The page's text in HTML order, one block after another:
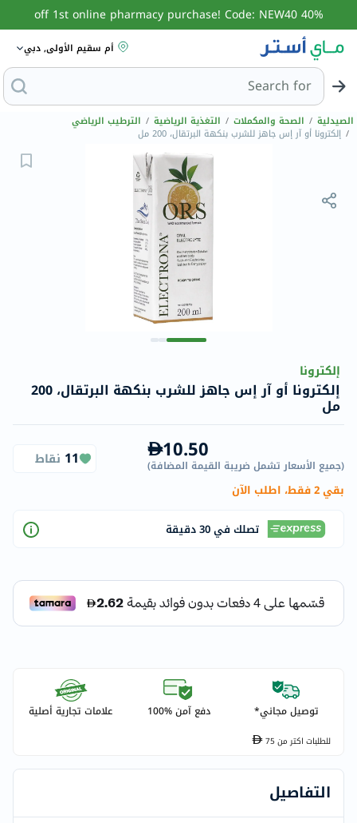
40% off 1st online pharmacy purchase! Code: NEW40
أم سقيم الأولى, دبي
Search for
الصيدلية / الصحة والمكملات / التغذية الرياضية / الترطيب الرياضي
/ إلكترونا أو آر إس جاهز للشرب بنكهة البرتقال، 200 مل
إلكترونا
إلكترونا أو آر إس جاهز للشرب بنكهة البرتقال، 200
مل
10.50 (جميع الأسعار تشمل ضريبة القيمة المضافة)
11 نقاط
بقي 2 فقط، اطلب الآن
تصلك في 30 دقيقة
توصيل مجاني* دفع آمن %100 علامات تجارية أصلية
للطلبات اكتر من75
التفاصيل